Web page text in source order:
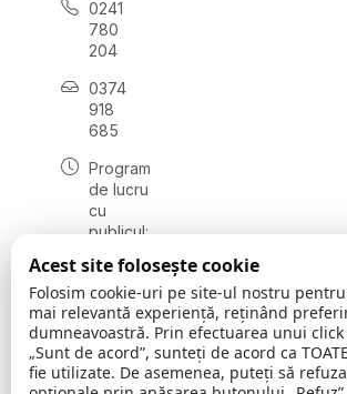
0241
780
204
0374
918
685
Program
de lucru
cu
publicul:
08:00 -
16:30
, vineri:
08:00 -
14:00
Acest site folosește cookie
Folosim cookie-uri pe site-ul nostru
mai relevantă experiență, reținând
dumneavoastră. Prin efectuarea unui
„Sunt de acord”, sunteți de acord ca
fie utilizate. De asemenea, puteți să